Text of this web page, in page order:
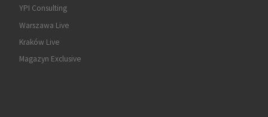
YPI Consulting
Warszawa Live
Kraków Live
Magazyn Exclusive